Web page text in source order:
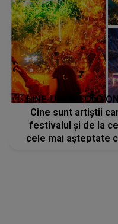
LINE-UP UNTOLD
Cine sunt artiștii
festivalul și de la
cele mai așteptate